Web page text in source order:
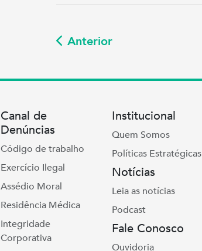
Anterior
Canal de
Denúncias
Código de trabalho
Exercício Ilegal
Assédio Moral
Residência Médica
Integridade
Corporativa
Institucional
Quem Somos
Políticas Estratégicas
Notícias
Leia as notícias
Podcast
Fale Conosco
Ouvidoria